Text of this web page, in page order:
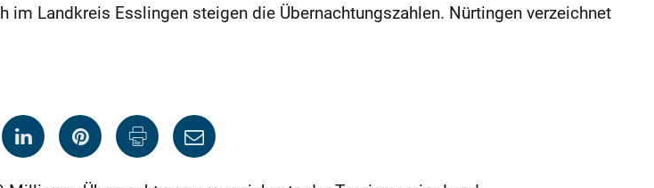
Landkreis Esslingen steigen die Übernachtungszahlen. Nürtingen verzeichnet